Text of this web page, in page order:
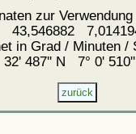
zur
43,546882
in Grad / Minuten /
32' 487'' N 7° 0'